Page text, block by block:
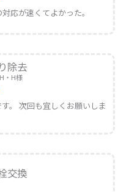
応が速くてよかった。
除去
・H様
。 次回も宜しくお願いしま
交換